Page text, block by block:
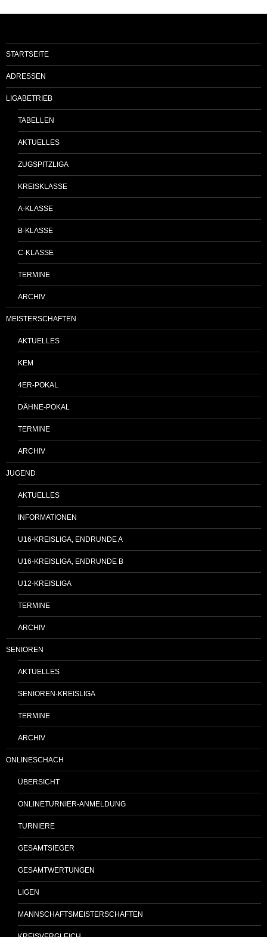
STARTSEITE
ADRESSEN
LIGABETRIEB
TABELLEN
AKTUELLES
ZUGSPITZLIGA
KREISKLASSE
A-KLASSE
B-KLASSE
C-KLASSE
TERMINE
ARCHIV
MEISTERSCHAFTEN
AKTUELLES
KEM
4ER-POKAL
DÄHNE-POKAL
TERMINE
ARCHIV
JUGEND
AKTUELLES
INFORMATIONEN
U16-KREISLIGA, ENDRUNDE A
U16-KREISLIGA, ENDRUNDE B
U12-KREISLIGA
TERMINE
ARCHIV
SENIOREN
AKTUELLES
SENIOREN-KREISLIGA
TERMINE
ARCHIV
ONLINESCHACH
ÜBERSICHT
ONLINETURNIER-ANMELDUNG
TURNIERE
GESAMTSIEGER
GESAMTWERTUNGEN
LIGEN
MANNSCHAFTSMEISTERSCHAFTEN